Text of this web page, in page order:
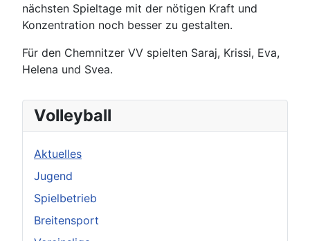
Volleyball
Aktuelles
Jugend
Spielbetrieb
Breitensport
nächsten Spieltage mit der nötigen Kraft und
Konzentration noch besser zu gestalten.
Für den Chemnitzer VV spielten Saraj, Krissi, Eva,
Helena und Svea.